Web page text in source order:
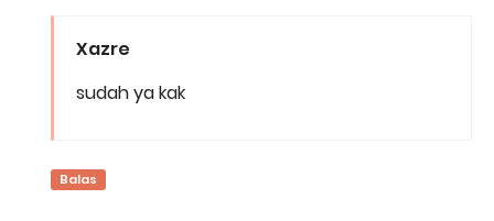
Xazre
sudah ya kak
Balas